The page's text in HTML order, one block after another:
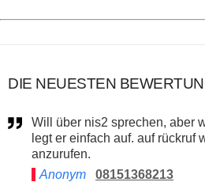
DIE NEUESTEN
Will über nis2 sprechen, aber wer nach mehr details fragt,
legt er einfach auf. auf rückruf
anzurufen.
Anonym
08151368213